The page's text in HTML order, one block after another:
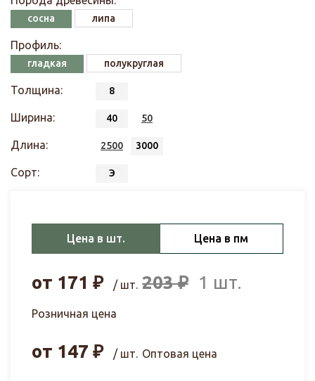
сосна липа
Профиль:
гладкая полукруглая
Толщина: 8
Ширина: 40 50
Длина: 2500 3000
Сорт: Э
Цена в шт. Цена в пм
от 171 ₽ / шт. 203₽ 1 шт.
Розничная цена
от 147 ₽ / шт. Оптовая цена